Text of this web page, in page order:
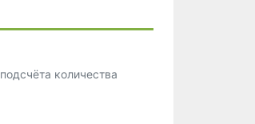
количества